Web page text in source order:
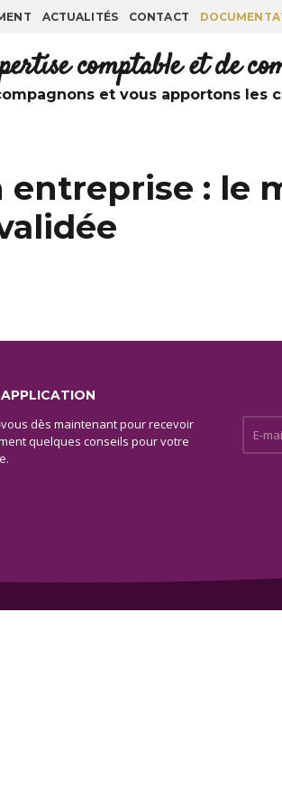
ACTUALITÉS CONTACT
comptable et de
et vous apportons les
: le
dès maintenant pour recevoir
quelques conseils pour votre